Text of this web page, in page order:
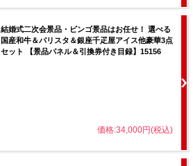
結婚式二次会景品・ビンゴ景品はお任せ！ 選べる
国産和牛＆バリスタ＆銀座千疋屋アイス他豪華3点
セット 【景品パネル＆引換券付き目録】15156
価格:34,000円(税込)